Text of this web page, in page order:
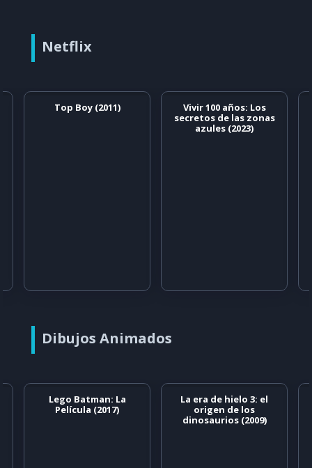
Netflix
Top Boy (2011)
Vivir 100 años: Los
secretos de las zonas
azules (2023)
Dibujos Animados
Lego Batman: La
Película (2017)
La era de hielo 3: el
origen de los
dinosaurios (2009)